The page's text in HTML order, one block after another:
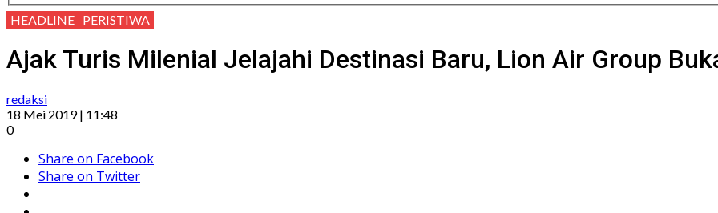
HEADLINE PERISTIWA
Ajak Turis Milenial Jelajahi Destinasi Baru, Lion Air Group
redaksi
18 Mei 2019 | 11:48
0
Share on Facebook
Share on Twitter